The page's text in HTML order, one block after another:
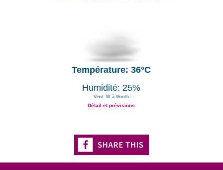
Température: 36°C
Humidité: 25%
Vent: W à 9km/h
Détail et prévisions